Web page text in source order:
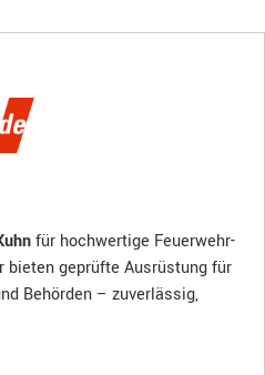
für hochwertige Feuerwehr-
bieten geprüfte Ausrüstung für
Behörden – zuverlässig,